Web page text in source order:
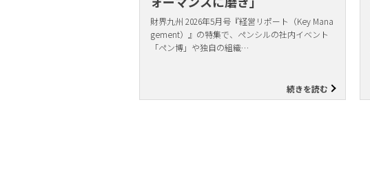
財界九州 2026年5月号『経営リポート（Key Mana
gement）』の特集で、ペンシルの社内イベント
「ペン博」や独自の組織…
続きを読む